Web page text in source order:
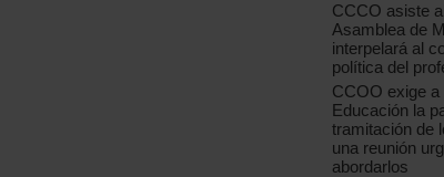
CCCO asiste
Asamblea de
interpelará al
política del
CCOO exige
Educación la
tramitación de
una reunión
abordarlos